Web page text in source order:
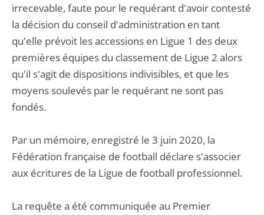
irrecevable, faute pour le requérant d'avoir contesté
la décision du conseil d'administration en tant
qu'elle prévoit les accessions en Ligue 1 des deux
premières équipes du classement de Ligue 2 alors
qu'il s'agit de dispositions indivisibles, et que les
moyens soulevés par le requérant ne sont pas
fondés.
Par un mémoire, enregistré le 3 juin 2020, la
Fédération française de football déclare s'associer
aux écritures de la Ligue de football professionnel.
La requête a été communiquée au Premier